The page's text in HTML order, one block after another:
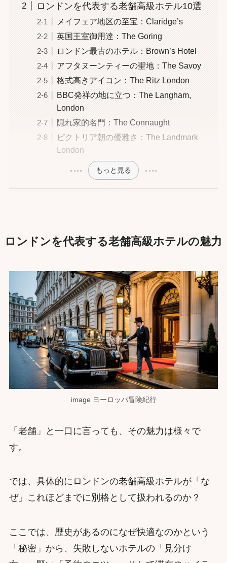
ロンドンを代表する老舗高級ホテル10選
メイフェア地区の至宝：Claridge’s
英国王室御用達：The Goring
ロンドン最古のホテル：Brown’s Hotel
アフタヌーンティーの聖地：The Savoy
格式高きアイコン：The Ritz London
BBC発祥の地に立つ：The Langham,
London
隠れ家的名門：The Connaught
ビクトリア朝の優雅さ：The Landmark
London
もっと見る
ロンドンを代表する老舗高級ホテルの魅力
image ヨーロッパ冒険紀行
「老舗」と一口に言っても、その魅力は様々で
す。
では、具体的にロンドンの老舗高級ホテルが「な
ぜ」これほどまでに別格として扱われるのか？
ここでは、歴史があるのになぜ快適なのかという
「秘密」から、失敗しないホテルの「見分け